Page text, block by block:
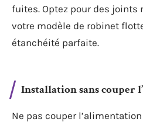
fuites. Optez pour des joints
votre modèle de robinet
étanchéité parfaite.
Installation sans couper
Ne pas couper